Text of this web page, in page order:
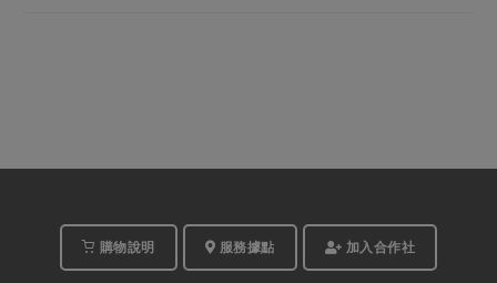
購物說明 服務據點 加入合作社